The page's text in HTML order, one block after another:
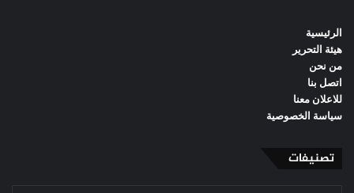
الرئيسية
هيئة التحرير
من نحن
اتصل بنا
للاعلان معنا
سياسة الخصوصية
تصنيفات